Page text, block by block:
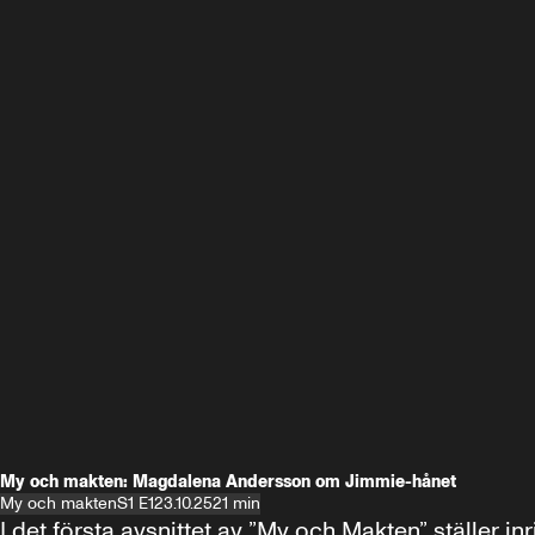
My och makten: Magdalena Andersson om Jimmie-hånet
My och maktenS1 E123.10.2521 min